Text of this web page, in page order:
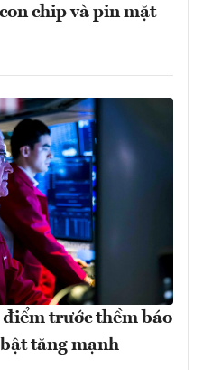
chip và pin mặt
trước thềm báo
tăng mạnh